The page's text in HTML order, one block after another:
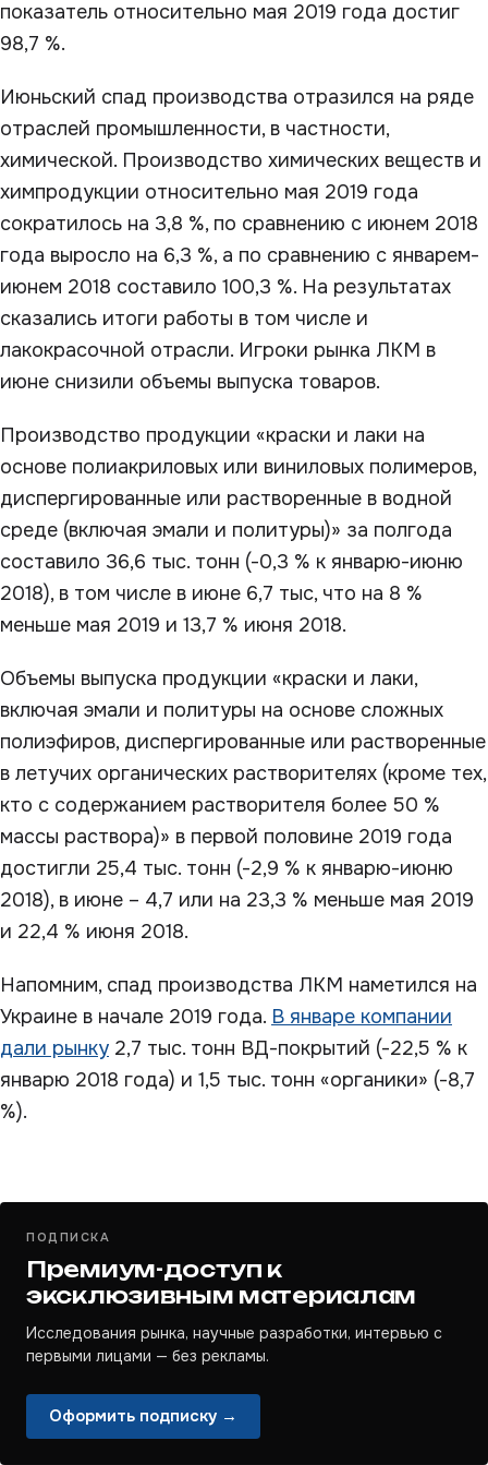
показатель относительно мая 2019 года достиг
98,7 %.
Июньский спад производства отразился на ряде
отраслей промышленности, в частности,
химической. Производство химических веществ и
химпродукции относительно мая 2019 года
сократилось на 3,8 %, по сравнению с июнем 2018
года выросло на 6,3 %, а по сравнению с январем-
июнем 2018 составило 100,3 %. На результатах
сказались итоги работы в том числе и
лакокрасочной отрасли. Игроки рынка ЛКМ в
июне снизили объемы выпуска товаров.
Производство продукции «краски и лаки на
основе полиакриловых или виниловых полимеров,
диспергированные или растворенные в водной
среде (включая эмали и политуры)» за полгода
составило 36,6 тыс. тонн (-0,3 % к январю-июню
2018), в том числе в июне 6,7 тыс, что на 8 %
меньше мая 2019 и 13,7 % июня 2018.
Объемы выпуска продукции «краски и лаки,
включая эмали и политуры на основе сложных
полиэфиров, диспергированные или растворенные
в летучих органических растворителях (кроме тех,
кто с содержанием растворителя более 50 %
массы раствора)» в первой половине 2019 года
достигли 25,4 тыс. тонн (-2,9 % к январю-июню
2018), в июне – 4,7 или на 23,3 % меньше мая 2019
и 22,4 % июня 2018.
Напомним, спад производства ЛКМ наметился на
Украине в начале 2019 года. В январе компании
дали рынку 2,7 тыс. тонн ВД-покрытий (-22,5 % к
январю 2018 года) и 1,5 тыс. тонн «органики» (-8,7
%).
ПОДПИСКА
Премиум-доступ к
эксклюзивным материалам
Исследования рынка, научные разработки, интервью с
первыми лицами — без рекламы.
Оформить подписку →